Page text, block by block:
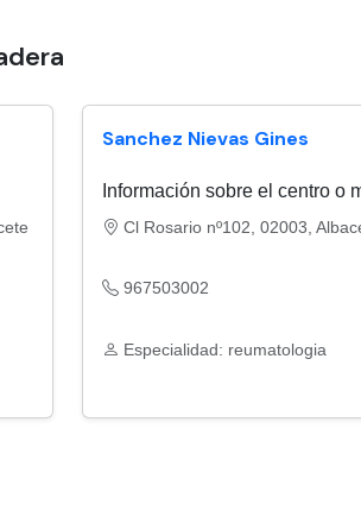
Sanchez Nievas Gines
Información sobre el centro o
Cl Rosario nº102, 02003,
967503002
Especialidad: reumatologia